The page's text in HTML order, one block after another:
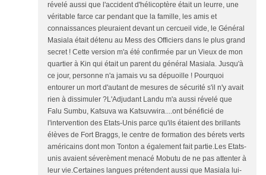
révelé aussi que l'accident d'hélicoptère était un leurre, une
véritable farce car pendant que la famille, les amis et
connaissances pleuraient devant un cercueil vide, le Général
Masiala était détenu au Mess des Officiers dans le plus grand
secret ! Cette version m'a été confirmée par un Vieux de mon
quartier à Kin qui était un parent du général Masiala. Jusqu'à
ce jour, personne n'a jamais vu sa dépuoille ! Pourquoi
entourer un mort d'autant de mesures de sécurité s'il n'y avait
rien à dissimuler ?L'Adjudant Landu m'a aussi révelé que
Falu Sumbu, Katsuva wa Katsuvwira....ont bénéficié de
l'intervention des Etats-Unis parce qu'ils étaient des brillants
élèves de Fort Braggs, le centre de formation des bérets verts
américains dont mon Tonton a également fait partie.Les Etats-
unis avaient séverèment menacé Mobutu de ne pas attenter à
leur vie.Certaines langues prétendent aussi que Masiala lui-